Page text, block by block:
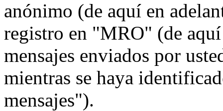
anónimo (de aquí en
registro en "MRO" (de
mensajes enviados por
mientras se haya
mensajes").